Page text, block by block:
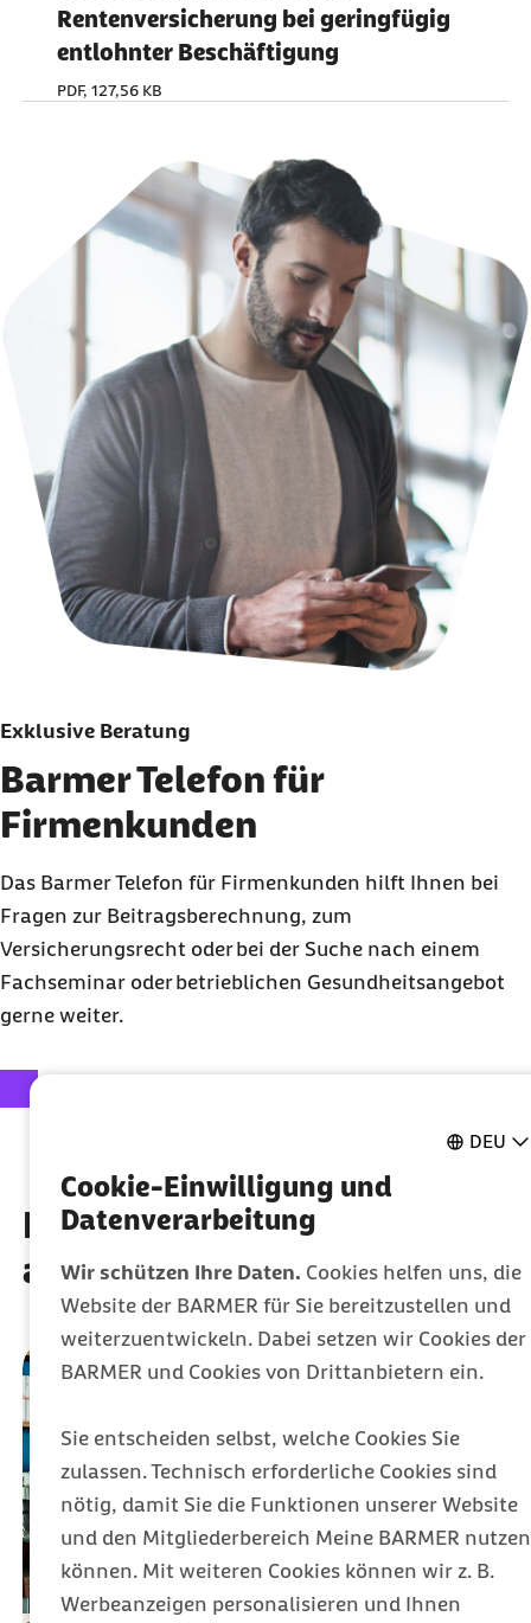
DEU
Cookie-Einwilligung und
Datenverarbeitung
Wir schützen Ihre Daten. Cookies helfen uns, die
Website der BARMER für Sie bereitzustellen und
weiterzuentwickeln. Dabei setzen wir Cookies der
BARMER und Cookies von Drittanbietern ein.
Sie entscheiden selbst, welche Cookies Sie
zulassen. Technisch erforderliche Cookies sind
nötig, damit Sie die Funktionen unserer Website
und den Mitgliederbereich Meine BARMER nutzen
können. Mit weiteren Cookies können wir z. B.
Werbeanzeigen personalisieren und Ihnen
Rentenversicherung bei geringfügig
entlohnter Beschäftigung
PDF, 127,56 KB
Exklusive Beratung
Barmer Telefon für
Firmenkunden
Das Barmer Telefon für Firmenkunden hilft Ihnen bei
Fragen zur Beitragsberechnung, zum
Versicherungsrecht oder bei der Suche nach einem
Fachseminar oder betrieblichen Gesundheitsangebot
gerne weiter.
Diese Artikel könnten Sie
auch interessieren